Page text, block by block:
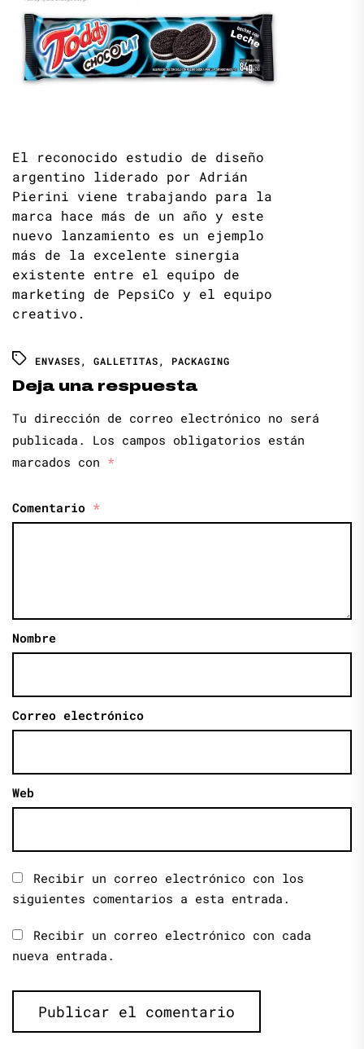
El reconocido estudio de diseño
argentino liderado por Adrián
Pierini viene trabajando para la
marca hace más de un año y este
nuevo lanzamiento es un ejemplo
más de la excelente sinergia
existente entre el equipo de
marketing de PepsiCo y el equipo
creativo.
ENVASES, GALLETITAS, PACKAGING
Deja una respuesta
Tu dirección de correo electrónico no será
publicada.
Los campos obligatorios están
marcados con *
Comentario *
Nombre
Correo electrónico
Web
Recibir un correo electrónico con los
siguientes comentarios a esta entrada.
Recibir un correo electrónico con cada
nueva entrada.